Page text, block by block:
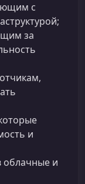
с
за
и
и